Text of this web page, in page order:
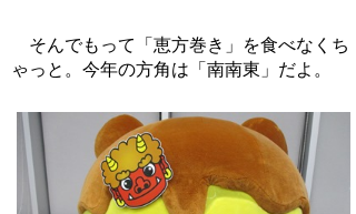
そんでもって「恵方巻き」を食べなくち
ゃっと。今年の方角は「南南東」だよ。